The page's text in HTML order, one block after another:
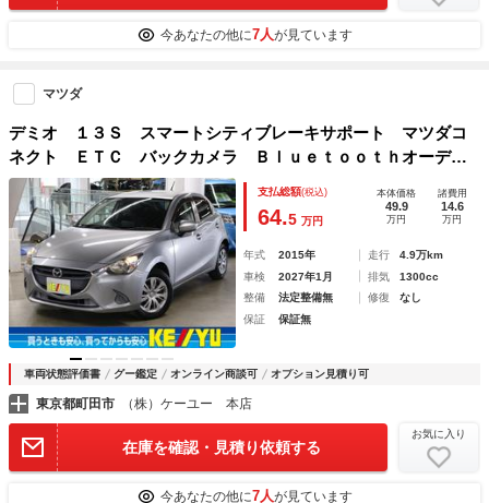
今あなたの他に7人が見ています
マツダ
デミオ １３Ｓ スマートシティブレーキサポート マツダコ
ネクト ＥＴＣ バックカメラ Ｂｌｕｅｔｏｏｔｈオーディ
オ ＵＳＢ・ＡＵＸ端子 アイドリングストップ 横滑り防
止 スマートキー スペアキー・記録簿・取扱説明書有
支払総額(税込)
64.5 万円
本体価格
49.9
万円
諸費用
14.6
万円
年式 2015年 走行
4.9万km
車検
2027年1月 排気
1300cc
整備
法定整備無 修復
なし
保証
保証無
車両状態評価書 グー鑑定 オンライン商談可 オプション見積り可
東京都町田市 （株）ケーユー 本店
在庫を確認・見積り依頼する
お気に入り
今あなたの他に7人が見ています